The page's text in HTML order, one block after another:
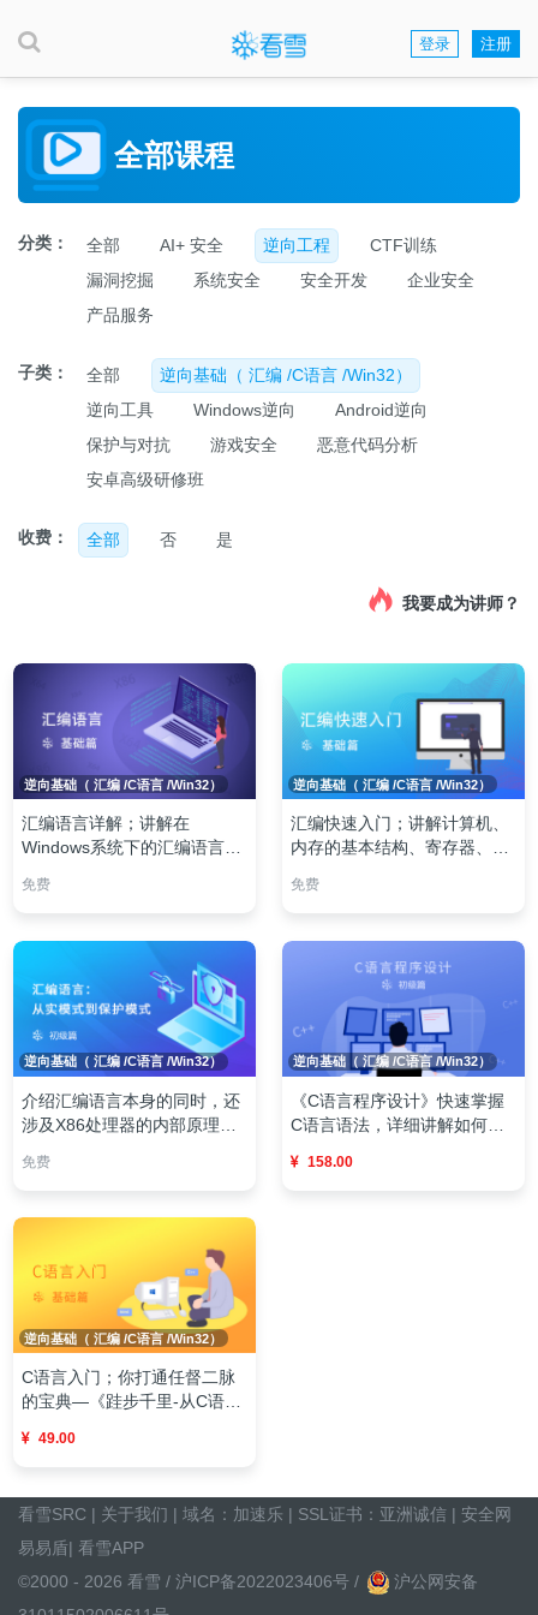
登录 注册
全部课程
分类： 全部 AI+ 安全 逆向工程
CTF训练
漏洞挖掘
系统安全 安全开发
企业安全
产品服务
子类： 全部
逆向基础（ 汇编 /C语言 /Win32）
逆向工具
Windows逆向
Android逆向
保护与对抗
游戏安全
恶意代码分析
安卓高级研修班
收费： 全部 否 是
我要成为讲师？
逆向基础（ 汇编 /C语言 /Win32）
汇编语言详解；讲解在
Windows系统下的汇编语言以
免费
逆向基础（ 汇编 /C语言 /Win32）
汇编快速入门；讲解计算机、
内存的基本结构、寄存器、指
免费
逆向基础（ 汇编 /C语言 /Win32）
介绍汇编语言本身的同时，还
涉及X86处理器的内部原理、
免费
逆向基础（ 汇编 /C语言 /Win32）
《C语言程序设计》快速掌握
C语言语法，详细讲解如何调
158.00
逆向基础（ 汇编 /C语言 /Win32）
C语言入门；你打通任督二脉
的宝典—《跬步千里-从C语言
49.00
看雪SRC | 关于我们 | 域名： 加速乐 | SSL证书： 亚洲诚信 | 安全网
易易盾| 看雪APP
©2000 - 2026 看雪 / 沪ICP备2022023406号 /
沪公网安备